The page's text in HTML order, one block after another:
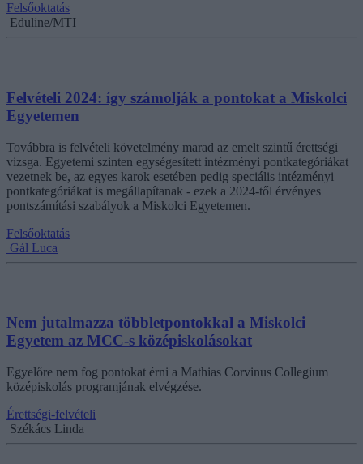
Felsőoktatás
Eduline/MTI
Felvételi 2024: így számolják a pontokat a Miskolci
Egyetemen
Továbbra is felvételi követelmény marad az emelt szintű érettségi
vizsga. Egyetemi szinten egységesített intézményi pontkategóriákat
vezetnek be, az egyes karok esetében pedig speciális intézményi
pontkategóriákat is megállapítanak - ezek a 2024-től érvényes
pontszámítási szabályok a Miskolci Egyetemen.
Felsőoktatás
Gál Luca
Nem jutalmazza többletpontokkal a Miskolci
Egyetem az MCC-s középiskolásokat
Egyelőre nem fog pontokat érni a Mathias Corvinus Collegium
középiskolás programjának elvégzése.
Érettségi-felvételi
Székács Linda